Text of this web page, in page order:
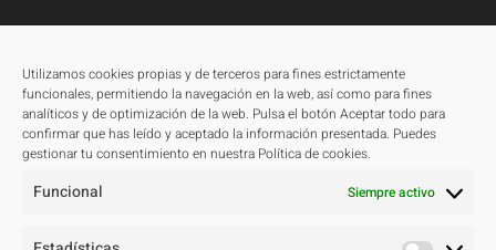
Utilizamos cookies propias y de terceros para fines estrictamente
funcionales, permitiendo la navegación en la web, así como para fines
analíticos y de optimización de la web. Pulsa el botón Aceptar todo para
confirmar que has leído y aceptado la información presentada. Puedes
gestionar tu consentimiento en nuestra Política de cookies.
Funcional Siempre activo
Proyectos
Todos
Residenciales
Públicos